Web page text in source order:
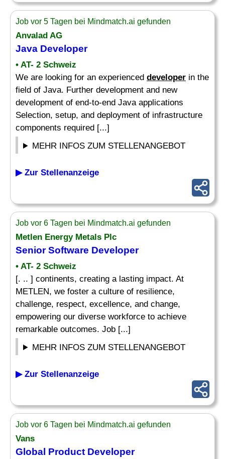
Job vor 5 Tagen bei Mindmatch.ai gefunden
Anvalad AG
Java Developer
• AT- 2 Schweiz
We are looking for an experienced developer in the
field of Java. Further development and new
development of end-to-end Java applications
Selection, setup, and deployment of infrastructure
components required [...]
MEHR INFOS ZUM STELLENANGEBOT
▶ Zur Stellenanzeige
Job vor 6 Tagen bei Mindmatch.ai gefunden
Metlen Energy Metals Plc
Senior Software Developer
• AT- 2 Schweiz
[. .. ] continents, creating a lasting impact. At
METLEN, we foster a culture of resilience,
challenge, respect, excellence, and change,
empowering our diverse workforce to achieve
remarkable outcomes. Job [...]
MEHR INFOS ZUM STELLENANGEBOT
▶ Zur Stellenanzeige
Job vor 6 Tagen bei Mindmatch.ai gefunden
Vans
Global Product Developer